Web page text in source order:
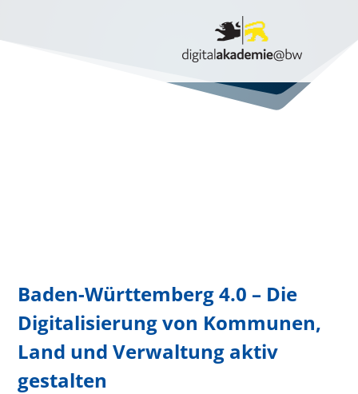
Baden-Württemberg 4.0 – Die
Digitalisierung von Kommunen,
Land und Verwaltung aktiv
gestalten